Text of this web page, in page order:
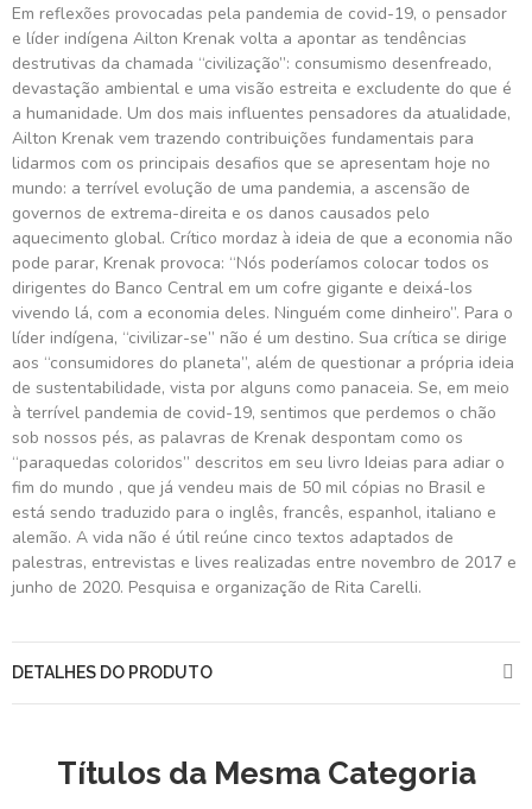
Em reflexões provocadas pela pandemia de covid-19, o pensador
e líder indígena Ailton Krenak volta a apontar as tendências
destrutivas da chamada “civilização”: consumismo desenfreado,
devastação ambiental e uma visão estreita e excludente do que é
a humanidade. Um dos mais influentes pensadores da atualidade,
Ailton Krenak vem trazendo contribuições fundamentais para
lidarmos com os principais desafios que se apresentam hoje no
mundo: a terrível evolução de uma pandemia, a ascensão de
governos de extrema-direita e os danos causados pelo
aquecimento global. Crítico mordaz à ideia de que a economia não
pode parar, Krenak provoca: “Nós poderíamos colocar todos os
dirigentes do Banco Central em um cofre gigante e deixá-los
vivendo lá, com a economia deles. Ninguém come dinheiro”. Para o
líder indígena, “civilizar-se” não é um destino. Sua crítica se dirige
aos “consumidores do planeta”, além de questionar a própria ideia
de sustentabilidade, vista por alguns como panaceia. Se, em meio
à terrível pandemia de covid-19, sentimos que perdemos o chão
sob nossos pés, as palavras de Krenak despontam como os
“paraquedas coloridos” descritos em seu livro Ideias para adiar o
fim do mundo , que já vendeu mais de 50 mil cópias no Brasil e
está sendo traduzido para o inglês, francês, espanhol, italiano e
alemão. A vida não é útil reúne cinco textos adaptados de
palestras, entrevistas e lives realizadas entre novembro de 2017 e
junho de 2020. Pesquisa e organização de Rita Carelli.
DETALHES DO PRODUTO
Títulos da Mesma Categoria